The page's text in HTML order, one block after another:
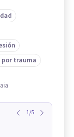
trauma
1/5